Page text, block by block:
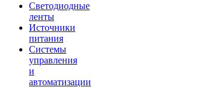
Светодиодные
ленты
Источники
питания
Системы
управления
и
автоматизации